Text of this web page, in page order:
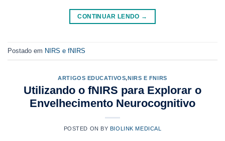
CONTINUAR LENDO →
Postado em NIRS e fNIRS
ARTIGOS EDUCATIVOS, NIRS E FNIRS
Utilizando o fNIRS para Explorar o
Envelhecimento Neurocognitivo
POSTED ON BY BIOLINK MEDICAL